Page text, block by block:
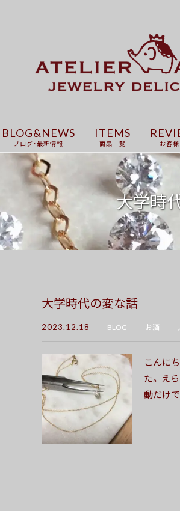
BLOG&NEWS
ブログ・最新情報
ITEMS
商品一覧 お客
大学時
大学時代の変な話
2023.12.18 BLOG お酒
こんに
た。 え
動だけ